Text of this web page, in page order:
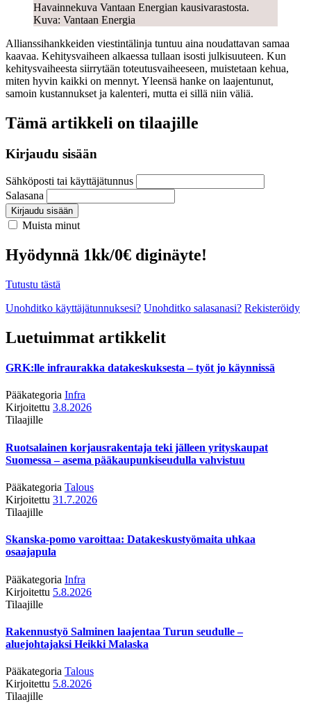
Havainnekuva Vantaan Energian kausivarastosta.
Kuva: Vantaan Energia
Allianssihankkeiden viestintälinja tuntuu aina noudattavan samaa
kaavaa. Kehitysvaiheen alkaessa tullaan isosti julkisuuteen. Kun
kehitysvaiheesta siirrytään toteutusvaiheeseen, muistetaan kehua,
miten hyvin kaikki on mennyt. Yleensä hanke on laajentunut,
samoin kustannukset ja kalenteri, mutta ei sillä niin väliä.
Tämä artikkeli on tilaajille
Kirjaudu sisään
Sähköposti tai käyttäjätunnus
Salasana
Kirjaudu sisään
Muista minut
Hyödynnä 1kk/0€ diginäyte!
Tutustu tästä
Unohditko käyttäjätunnuksesi? Unohditko salasanasi? Rekisteröidy
Luetuimmat artikkelit
GRK:lle infraurakka datakeskuksesta – työt jo käynnissä
Pääkategoria Infra
Kirjoitettu 3.8.2026
Tilaajille
Ruotsalainen korjausrakentaja teki jälleen yrityskaupat
Suomessa – asema pääkaupunkiseudulla vahvistuu
Pääkategoria Talous
Kirjoitettu 31.7.2026
Tilaajille
Skanska-pomo varoittaa: Datakeskustyömaita uhkaa
osaajapula
Pääkategoria Infra
Kirjoitettu 5.8.2026
Tilaajille
Rakennustyö Salminen laajentaa Turun seudulle –
aluejohtajaksi Heikki Malaska
Pääkategoria Talous
Kirjoitettu 5.8.2026
Tilaajille